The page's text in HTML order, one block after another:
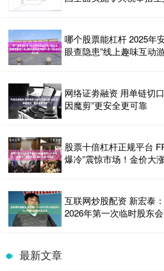
哪个股票能杠杆 2025年
眼查隐患”线上趣味互动
网络证劵融资 用单链切
因魔剪”更安全更可靠
股票十倍杠杆正规平台
爆冷”震惊市场！金价大
互联网炒股配资 新宏泰
2026年第一次临时股东会
最新文章